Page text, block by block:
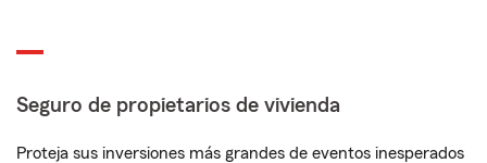
Seguro de propietarios de vivienda
Proteja sus inversiones más grandes de eventos inesperados